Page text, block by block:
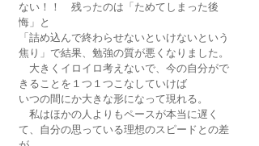
ない！！　残ったのは「ためてしまった後
悔」と
「詰め込んで終わらせないといけないという
焦り」で結果、勉強の質が悪くなりました。
大きくイロイロ考えないで、今の自分がで
きることを１つ１つこなしていけば
いつの間にか大きな形になって現れる。
私はほかの人よりもペースが本当に遅く
て、自分の思っている理想のスピードとの差